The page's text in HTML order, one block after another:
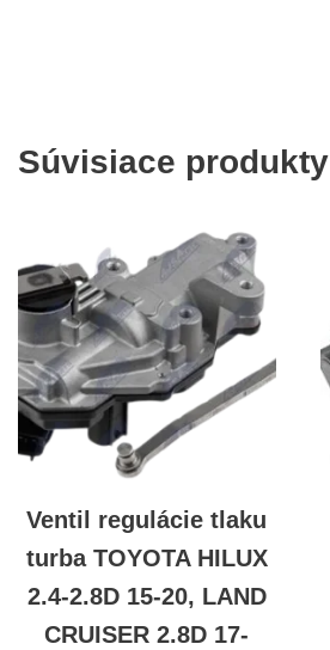
Súvisiace produkty
Ventil regulácie tlaku
turba TOYOTA HILUX
2.4-2.8D 15-20, LAND
CRUISER 2.8D 17-